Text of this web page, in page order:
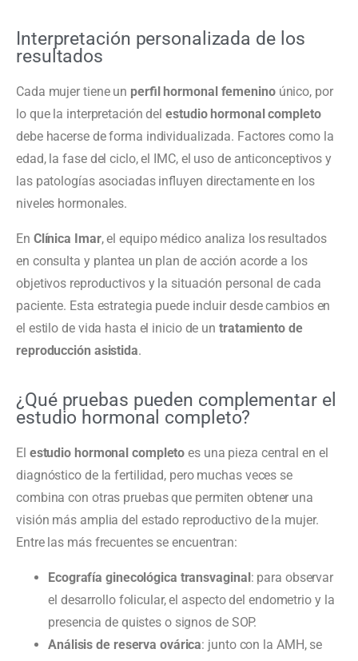
Interpretación personalizada de los
resultados
Cada mujer tiene un perfil hormonal femeninoúnico, por
lo que la interpretación delestudio hormonal completo
debe hacerse de forma individualizada. Factores como la
edad, la fase del ciclo, el IMC, el uso de anticonceptivos y
las patologías asociadas influyen directamente en los
niveles hormonales.
En Clínica Imar, el equipo médico analiza los resultados
en consulta y plantea un plan de acción acorde a los
objetivos reproductivos y la situación personal de cada
paciente. Esta estrategia puede incluir desde cambios en
el estilo de vida hasta el inicio de un tratamiento de
reproducción asistida.
¿Qué pruebas pueden complementar el
estudio hormonal completo?
El estudio hormonal completo es una pieza central en el
diagnóstico de la fertilidad, pero muchas veces se
combina con otras pruebas que permiten obtener una
visión más amplia del estado reproductivo de la mujer.
Entre las más frecuentes se encuentran:
Ecografía ginecológica transvaginal: para observar
el desarrollo folicular, el aspecto del endometrio y la
presencia de quistes o signos de SOP.
Análisis de reserva ovárica: junto con la AMH, se